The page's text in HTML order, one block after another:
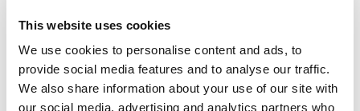
This website uses cookies
We use cookies to personalise content and ads, to
provide social media features and to analyse our traffic.
We also share information about your use of our site with
our social media, advertising and analytics partners who
APT asiáticos modernos
MosaicRegressor: acechando en las sombras de UEFI